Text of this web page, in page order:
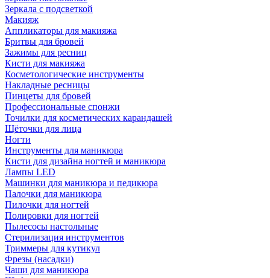
Зеркала с подсветкой
Макияж
Аппликаторы для макияжа
Бритвы для бровей
Зажимы для ресниц
Кисти для макияжа
Косметологические инструменты
Накладные ресницы
Пинцеты для бровей
Профессиональные спонжи
Точилки для косметических карандашей
Щёточки для лица
Ногти
Инструменты для маникюра
Кисти для дизайна ногтей и маникюра
Лампы LED
Машинки для маникюра и педикюра
Палочки для маникюра
Пилочки для ногтей
Полировки для ногтей
Пылесосы настольные
Стерилизация инструментов
Триммеры для кутикул
Фрезы (насадки)
Чаши для маникюра